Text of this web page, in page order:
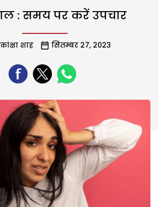
: समय पर करें उपचार
शाह सितम्बर 27, 2023